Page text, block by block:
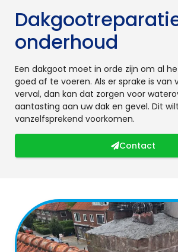
onderhoud
Een dakgoot moet in orde zijn om al
goed af te voeren. Als er sprake is van
verval, dan kan dat zorgen voor
aantasting aan uw dak en gevel. Dit
vanzelfsprekend voorkomen.
Contact